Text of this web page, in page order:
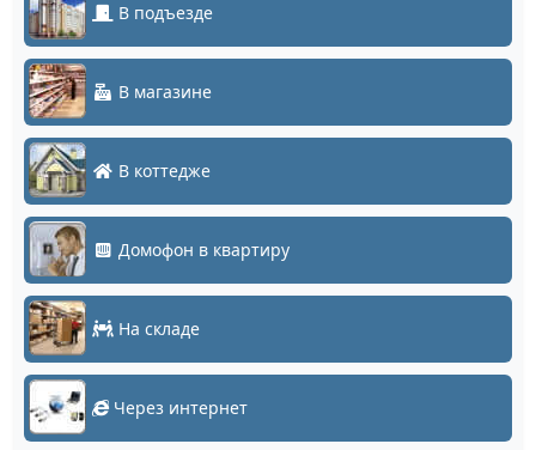
В подъезде
В магазине
В коттедже
Домофон в квартиру
На складе
Через интернет